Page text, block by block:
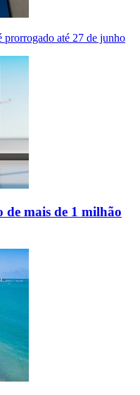
prorrogado até 27 de junho
mais de 1 milhão